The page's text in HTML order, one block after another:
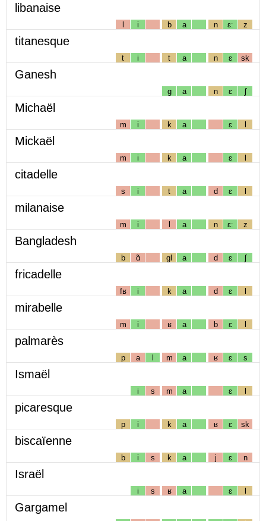
libanaise
l i b a n ɛː z
titanesque
t i t a n ɛ sk
Ganesh
g a n ɛ ʃ
Michaël
m i k a ɛ l
Mickaël
m i k a ɛ l
citadelle
s i t a d ɛ l
milanaise
m i l a n ɛː z
Bangladesh
b ɑ̃ gl a d ɛ ʃ
fricadelle
fʁ i k a d ɛ l
mirabelle
m i ʁ a b ɛ l
palmarès
p a l m a ʁ ɛ s
Ismaël
i s m a ɛ l
picaresque
p i k a ʁ ɛ sk
biscaïenne
b i s k a j ɛ n
Israël
i s ʁ a ɛ l
Gargamel